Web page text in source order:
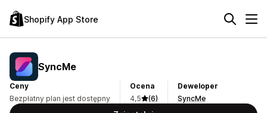
Shopify App Store
SyncMe
Ceny
Bezpłatny plan jest dostępny
Ocena
4,5
(6)
Deweloper
SyncMe